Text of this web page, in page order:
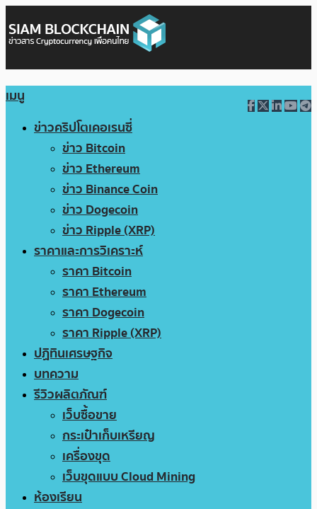
เมนู
ข่าวคริปโตเคอเรนซี่
ข่าว Bitcoin
ข่าว Ethereum
ข่าว Binance Coin
ข่าว Dogecoin
ข่าว Ripple (XRP)
ราคาและการวิเคราะห์
ราคา Bitcoin
ราคา Ethereum
ราคา Dogecoin
ราคา Ripple (XRP)
ปฏิทินเศรษฐกิจ
บทความ
รีวิวผลิตภัณฑ์
เว็บซื้อขาย
กระเป๋าเก็บเหรียญ
เครื่องขุด
เว็บขุดแบบ Cloud Mining
ห้องเรียน